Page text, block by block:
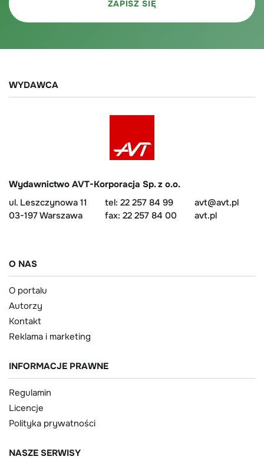
WYDAWCA
Wydawnictwo AVT-Korporacja Sp. z o.o.
ul. Leszczynowa 11
03-197 Warszawa
tel: 22 257 84 99
fax: 22 257 84 00
avt@avt.pl
avt.pl
O NAS
O portalu
Autorzy
Kontakt
Reklama i marketing
INFORMACJE PRAWNE
Regulamin
Licencje
Polityka prywatności
NASZE SERWISY